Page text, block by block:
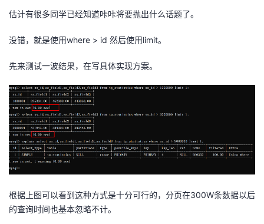
估计有很多同学已经知道咔咔将要抛出什么话题了。
没错，就是使用where > id 然后使用limit。
先来测试一波结果，在写具体实现方案。
根据上图可以看到这种方式是十分可行的，分页在300W条数据以后
的查询时间也基本忽略不计。